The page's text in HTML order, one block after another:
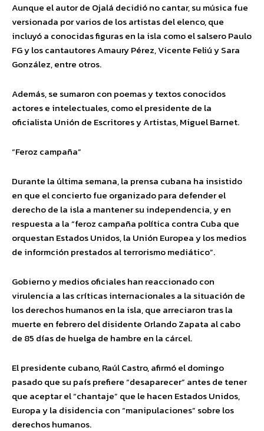
Aunque el autor de Ojalá decidió no cantar, su música fue
versionada por varios de los artistas del elenco, que
incluyó a conocidas figuras en la isla como el salsero Paulo
FG y los cantautores Amaury Pérez, Vicente Feliú y Sara
González, entre otros.
Además, se sumaron con poemas y textos conocidos
actores e intelectuales, como el presidente de la
oficialista Unión de Escritores y Artistas, Miguel Barnet.
“Feroz campaña”
Durante la última semana, la prensa cubana ha insistido
en que el concierto fue organizado para defender el
derecho de la isla a mantener su independencia, y en
respuesta a la “feroz campaña política contra Cuba que
orquestan Estados Unidos, la Unión Europea y los medios
de informción prestados al terrorismo mediático”.
Gobierno y medios oficiales han reaccionado con
virulencia a las críticas internacionales a la situación de
los derechos humanos en la isla, que arreciaron tras la
muerte en febrero del disidente Orlando Zapata al cabo
de 85 días de huelga de hambre en la cárcel.
El presidente cubano, Raúl Castro, afirmó el domingo
pasado que su país prefiere “desaparecer” antes de tener
que aceptar el “chantaje” que le hacen Estados Unidos,
Europa y la disidencia con “manipulaciones” sobre los
derechos humanos.